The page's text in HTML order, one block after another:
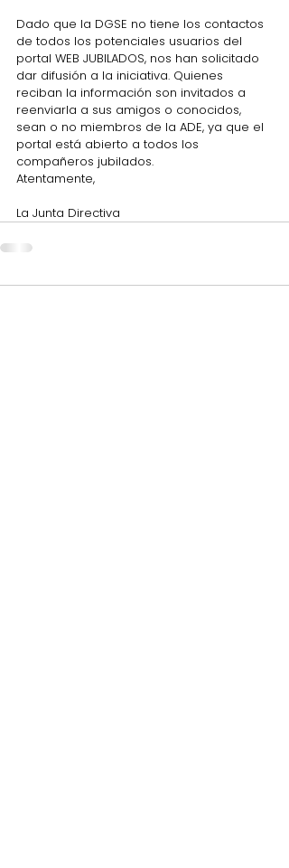
Dado que la DGSE no tiene los contactos
de todos los potenciales usuarios del
portal WEB JUBILADOS, nos han solicitado
dar difusión a la iniciativa. Quienes
reciban la información son invitados a
reenviarla a sus amigos o conocidos,
sean o no miembros de la ADE, ya que el
portal está abierto a todos los
compañeros jubilados.
Atentamente,
La Junta Directiva